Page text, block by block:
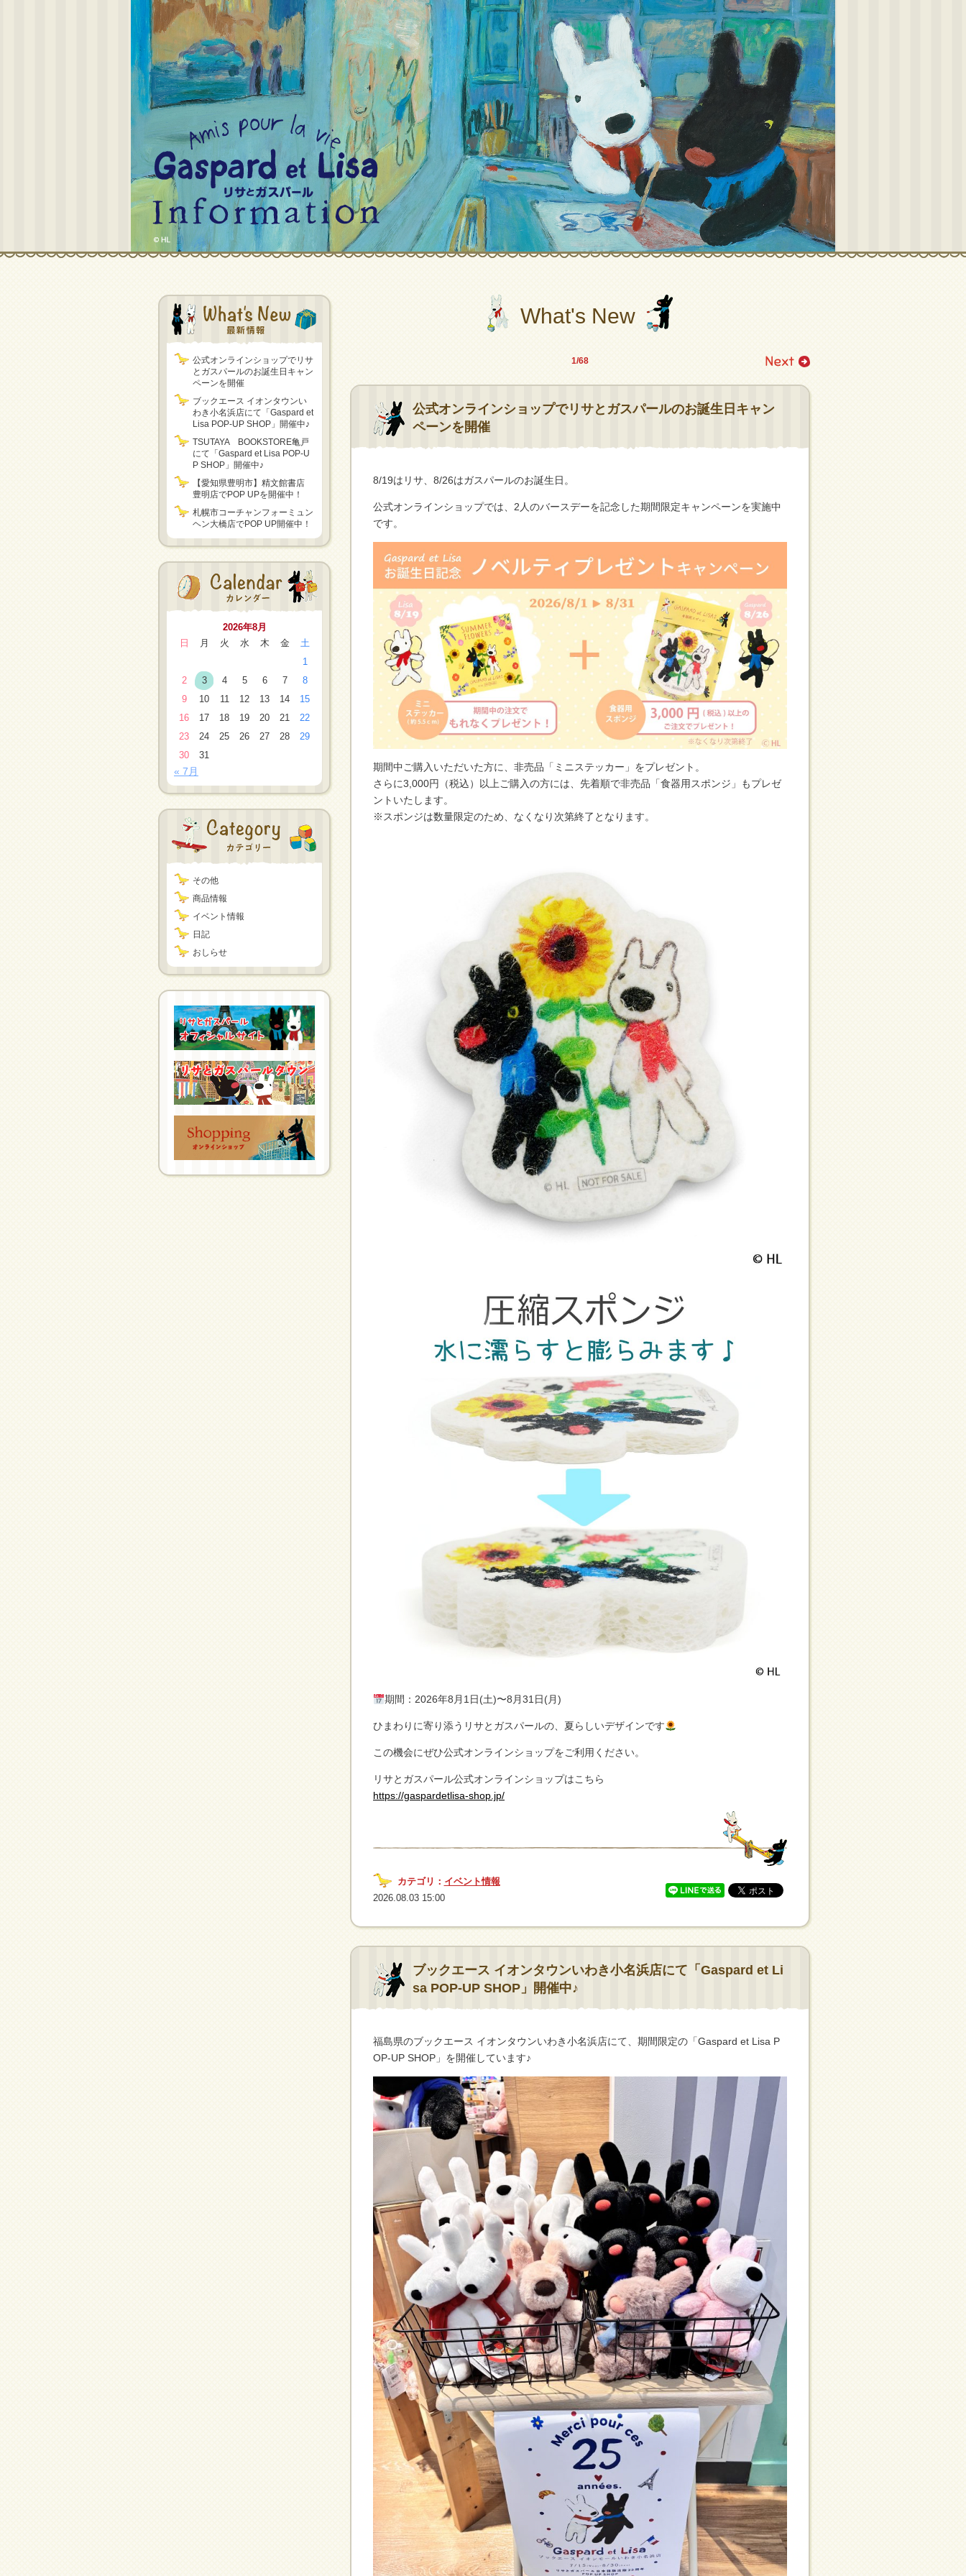
公式オンラインショップでリサ
とガスパールのお誕生日キャン
ペーンを開催
ブックエース イオンタウンい
わき小名浜店にて「Gaspard et
Lisa POP-UP SHOP」開催中♪
TSUTAYA BOOKSTORE亀戸
にて「Gaspard et Lisa POP-U
P SHOP」開催中♪
【愛知県豊明市】精文館書店
豊明店でPOP UPを開催中！
札幌市コーチャンフォーミュン
ヘン大橋店でPOP UP開催中！
2026年8月
日
月 火 水 木 金
土
1
2
3 4 5 6 7
8
9
10 11 12 13 14
15
16
17 18 19 20 21
22
23
24 25 26 27 28
29
30
31
« 7月
その他
商品情報
イベント情報
日記
おしらせ
What's New
1/68
公式オンラインショップでリサとガスパールのお誕生日キャン
ペーンを開催
8/19はリサ、8/26はガスパールのお誕生日。
公式オンラインショップでは、2人のバースデーを記念した期間限定キャンペーンを実施中
です。
期間中ご購入いただいた方に、非売品「ミニステッカー」をプレゼント。
さらに3,000円（税込）以上ご購入の方には、先着順で非売品「食器用スポンジ」もプレゼ
ントいたします。
※スポンジは数量限定のため、なくなり次第終了となります。
期間：2026年8月1日(土)〜8月31日(月)
ひまわりに寄り添うリサとガスパールの、夏らしいデザインです
この機会にぜひ公式オンラインショップをご利用ください。
リサとガスパール公式オンラインショップはこちら
https://gaspardetlisa-shop.jp/
カテゴリ： イベント情報
2026.08.03 15:00
ブックエース イオンタウンいわき小名浜店にて「Gaspard et Li
sa POP-UP SHOP」開催中♪
福島県のブックエース イオンタウンいわき小名浜店にて、期間限定の「Gaspard et Lisa P
OP-UP SHOP」を開催しています♪